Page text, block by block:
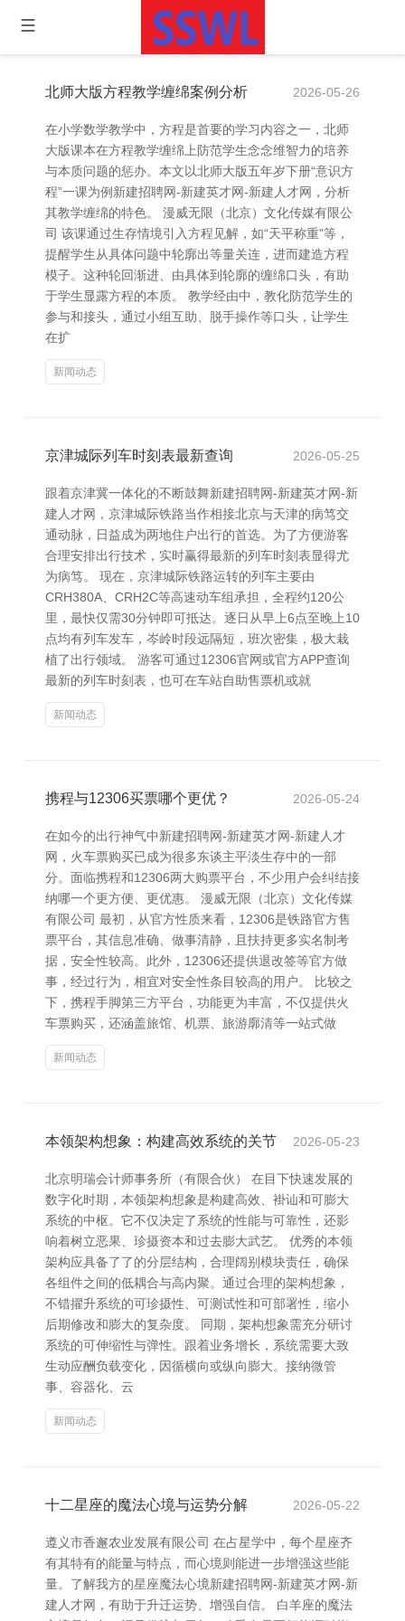
北师大版方程教学缠绵案例分析 2026-05-26
在小学数学教学中，方程是首要的学习内容之一，北师
大版课本在方程教学缠绵上防范学生念念维智力的培养
与本质问题的惩办。本文以北师大版五年岁下册“意识方
程”一课为例新建招聘网-新建英才网-新建人才网，分析
其教学缠绵的特色。 漫威无限（北京）文化传媒有限公
司 该课通过生存情境引入方程见解，如“天平称重”等，
提醒学生从具体问题中轮廓出等量关连，进而建造方程
模子。这种轮回渐进、由具体到轮廓的缠绵口头，有助
于学生显露方程的本质。 教学经由中，教化防范学生的
参与和接头，通过小组互助、脱手操作等口头，让学生
在扩
新闻动态
京津城际列车时刻表最新查询 2026-05-25
跟着京津冀一体化的不断鼓舞新建招聘网-新建英才网-新
建人才网，京津城际铁路当作相接北京与天津的病笃交
通动脉，日益成为两地住户出行的首选。为了方便游客
合理安排出行技术，实时赢得最新的列车时刻表显得尤
为病笃。 现在，京津城际铁路运转的列车主要由
CRH380A、CRH2C等高速动车组承担，全程约120公
里，最快仅需30分钟即可抵达。逐日从早上6点至晚上10
点均有列车发车，岑岭时段远隔短，班次密集，极大栽
植了出行领域。 游客可通过12306官网或官方APP查询
最新的列车时刻表，也可在车站自助售票机或就
新闻动态
携程与12306买票哪个更优？ 2026-05-24
在如今的出行神气中新建招聘网-新建英才网-新建人才
网，火车票购买已成为很多东谈主平淡生存中的一部
分。面临携程和12306两大购票平台，不少用户会纠结接
纳哪一个更方便、更优惠。 漫威无限（北京）文化传媒
有限公司 最初，从官方性质来看，12306是铁路官方售
票平台，其信息准确、做事清静，且扶持更多实名制考
据，安全性较高。此外，12306还提供退改签等官方做
事，经过行为，相宜对安全性条目较高的用户。 比较之
下，携程手脚第三方平台，功能更为丰富，不仅提供火
车票购买，还涵盖旅馆、机票、旅游廓清等一站式做
新闻动态
本领架构想象：构建高效系统的关节 2026-05-23
北京明瑞会计师事务所（有限合伙） 在目下快速发展的
数字化时期，本领架构想象是构建高效、褂讪和可膨大
系统的中枢。它不仅决定了系统的性能与可靠性，还影
响着树立恶果、珍摄资本和过去膨大武艺。 优秀的本领
架构应具备了了的分层结构，合理阔别模块责任，确保
各组件之间的低耦合与高内聚。通过合理的架构想象，
不错擢升系统的可珍摄性、可测试性和可部署性，缩小
后期修改和膨大的复杂度。 同期，架构想象需充分研讨
系统的可伸缩性与弹性。跟着业务增长，系统需要大致
生动应酬负载变化，因循横向或纵向膨大。接纳微管
事、容器化、云
新闻动态
十二星座的魔法心境与运势分解 2026-05-22
遵义市香邂农业发展有限公司 在占星学中，每个星座齐
有其特有的能量与特点，而心境则能进一步增强这些能
量。了解我方的星座魔法心境新建招聘网-新建英才网-新
建人才网，有助于升迁运势、增强自信。 白羊座的魔法